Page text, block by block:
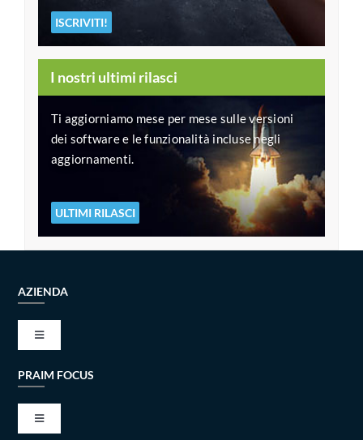
ISCRIVITI!
I nostri ultimi rilasci
Ti aggiorniamo mese per mese sulle versioni
dei software e le funzionalità incluse negli
aggiornamenti.
ULTIMI RILASCI
AZIENDA
Toggle
Navigation
VISIONE E MISSIONE
PRAIM FOCUS
Toggle
Navigation